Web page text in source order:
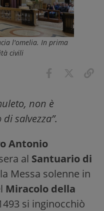
l'omelia. In prima
civili
non è
salvezza”.
Antonio
al Santuario di
Messa solenne in
Miracolo della
si inginocchiò